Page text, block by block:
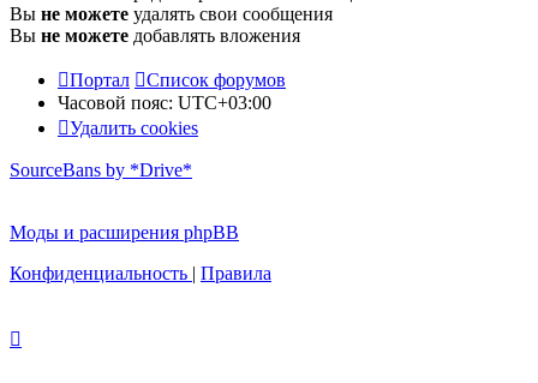
Вы не можете удалять свои сообщения
Вы не можете добавлять вложения
Портал
Список форумов
Часовой пояс: UTC+03:00
Удалить cookies
SourceBans by *Drive*
Моды и расширения phpBB
Конфиденциальность | Правила